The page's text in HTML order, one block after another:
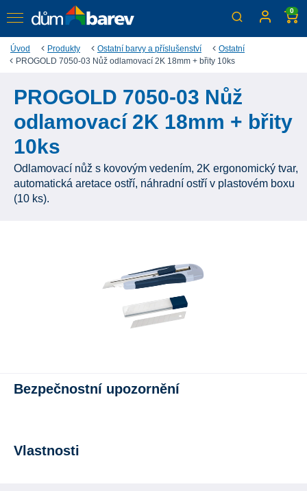
0
Úvod Produkty Ostatní barvy a příslušenství
Ostatní
PROGOLD 7050-03 Nůž odlamovací 2K 18mm + břity 10ks
PROGOLD 7050-03 Nůž
odlamovací 2K 18mm + břity
10ks
Odlamovací nůž s kovovým vedením, 2K ergonomický tvar,
automatická aretace ostří, náhradní ostří v plastovém boxu
(10 ks).
Bezpečnostní upozornění
Vlastnosti